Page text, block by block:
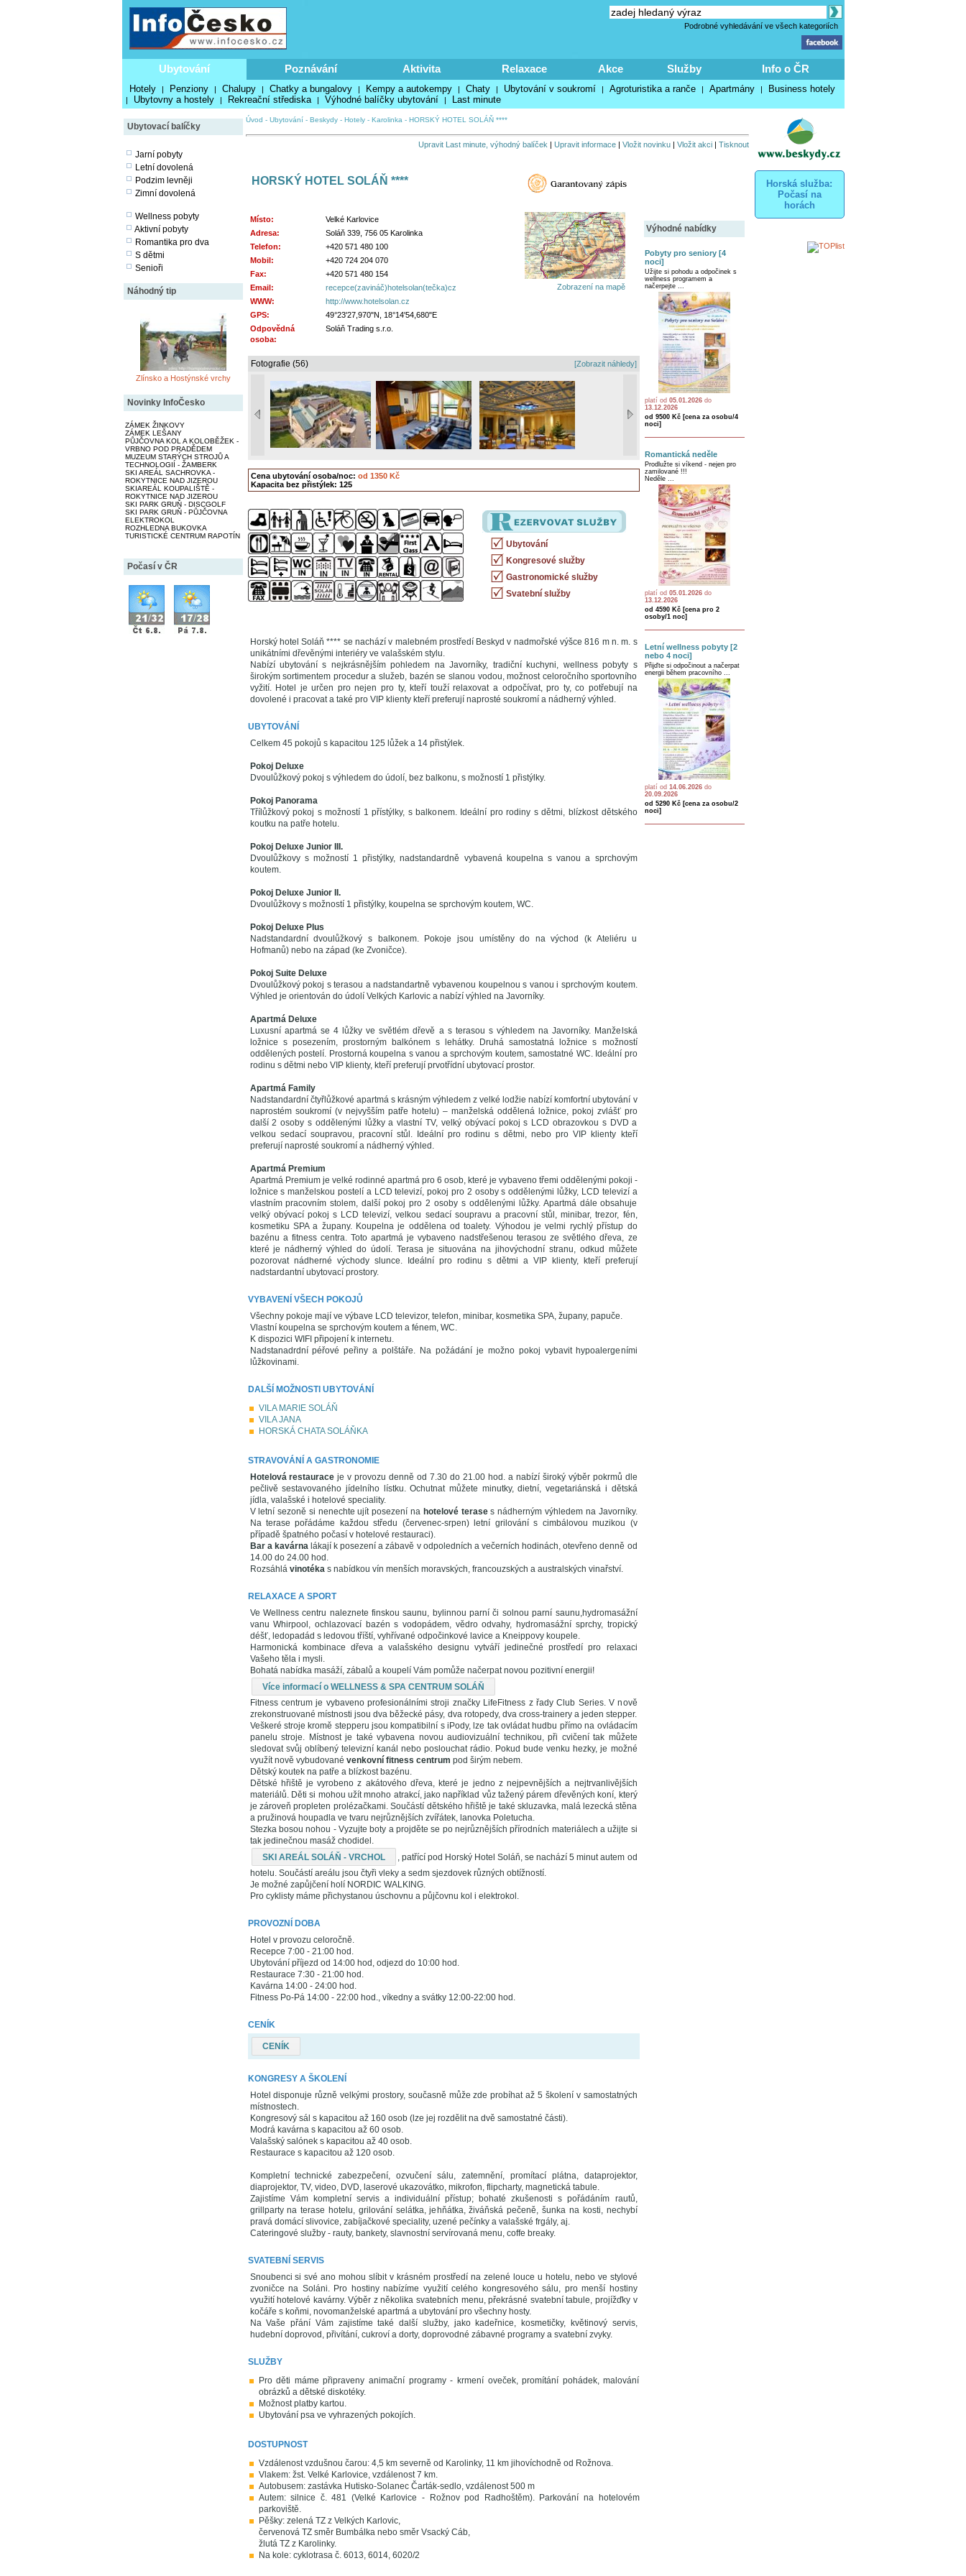
Podrobné vyhledávání ve všech kategoriích
Ubytování Poznávání Aktivita Relaxace Akce Služby Info o ČR
Hotely | Penziony | Chalupy | Chatky a bungalovy | Kempy a autokempy | Chaty | Ubytování v soukromí | Agroturistika a ranče | Apartmány | Business hotely
| Ubytovny a hostely | Rekreační střediska | Výhodné balíčky ubytování | Last minute
Ubytovací balíčky
Jarní pobyty
Letní dovolená
Podzim levněji
Zimní dovolená
Wellness pobyty
Aktivní pobyty
Romantika pro dva
S dětmi
Senioři
Náhodný tip
Zlínsko a Hostýnské vrchy
Novinky InfoČesko
ZÁMEK ŽINKOVY
ZÁMEK LEŠANY
PŮJČOVNA KOL A KOLOBĚŽEK -
VRBNO POD PRADĚDEM
MUZEUM STARÝCH STROJŮ A
TECHNOLOGIÍ - ŽAMBERK
SKI AREÁL SACHROVKA -
ROKYTNICE NAD JIZEROU
SKIAREÁL KOUPALIŠTĚ -
ROKYTNICE NAD JIZEROU
SKI PARK GRUŇ - DISCGOLF
SKI PARK GRUŇ - PŮJČOVNA
ELEKTROKOL
ROZHLEDNA BUKOVKA
TURISTICKÉ CENTRUM RAPOTÍN
Počasí v ČR
Úvod - Ubytování- Beskydy- Hotely- Karolinka - HORSKÝ HOTEL SOLÁŇ ****
Upravit Last minute, výhodný balíček | Upravit informace| Vložit novinku| Vložit akci| Tisknout
HORSKÝ HOTEL SOLÁŇ ****
Místo:
Velké Karlovice
Adresa:
Soláň 339, 756 05 Karolinka
Telefon:
+420 571 480 100
Mobil:
+420 724 204 070
Fax:
+420 571 480 154
Email:
recepce(zavináč)hotelsolan(tečka)cz
WWW:
http://www.hotelsolan.cz
GPS:
49°23'27,970"N, 18°14'54,680"E
Odpovědná
osoba:
Soláň Trading s.r.o.
Zobrazení na mapě
Fotografie (56) [Zobrazit náhledy]
Cena ubytování osoba/noc: od 1350 Kč
Kapacita bez přistýlek: 125
Ubytování
Kongresové služby
Gastronomické služby
Svatební služby
Horský hotel Soláň **** se nachází v malebném prostředí Beskyd v nadmořské výšce 816 m n. m. s
unikátními dřevěnými interiéry ve valašském stylu.
Nabízí ubytování s nejkrásnějším pohledem na Javorníky, tradiční kuchyni, wellness pobyty s
širokým sortimentem procedur a služeb, bazén se slanou vodou, možnost celoročního sportovního
vyžití. Hotel je určen pro nejen pro ty, kteří touží relaxovat a odpočívat, pro ty, co potřebují na
dovolené i pracovat a také pro VIP klienty kteří preferují naprosté soukromí a nádherný výhled.
UBYTOVÁNÍ
Celkem 45 pokojů s kapacitou 125 lůžek a 14 přistýlek.
Pokoj Deluxe
Dvoulůžkový pokoj s výhledem do údolí, bez balkonu, s možností 1 přistýlky.
Pokoj Panorama
Třílůžkový pokoj s možností 1 přístýlky, s balkonem. Ideální pro rodiny s dětmi, blízkost dětského
koutku na patře hotelu.
Pokoj Deluxe Junior III.
Dvoulůžkovy s možností 1 přistýlky, nadstandardně vybavená koupelna s vanou a sprchovým
koutem.
Pokoj Deluxe Junior II.
Dvoulůžkovy s možností 1 přistýlky, koupelna se sprchovým koutem, WC.
Pokoj Deluxe Plus
Nadstandardní dvoulůžkový s balkonem. Pokoje jsou umístěny do na východ (k Ateliéru u
Hofmanů) nebo na západ (ke Zvoničce).
Pokoj Suite Deluxe
Dvoulůžkový pokoj s terasou a nadstandartně vybavenou koupelnou s vanou i sprchovým koutem.
Výhled je orientován do údolí Velkých Karlovic a nabízí výhled na Javorníky.
Apartmá Deluxe
Luxusní apartmá se 4 lůžky ve světlém dřevě a s terasou s výhledem na Javorníky. Manželská
ložnice s posezením, prostorným balkónem s lehátky. Druhá samostatná ložnice s možností
oddělených postelí. Prostorná koupelna s vanou a sprchovým koutem, samostatné WC. Ideální pro
rodinu s dětmi nebo VIP klienty, kteří preferují prvotřídní ubytovací prostor.
Apartmá Family
Nadstandardní čtyřlůžkové apartmá s krásným výhledem z velké lodžie nabízí komfortní ubytování v
naprostém soukromí (v nejvyšším patře hotelu) – manželská oddělená ložnice, pokoj zvlášť pro
další 2 osoby s oddělenými lůžky a vlastní TV, velký obývací pokoj s LCD obrazovkou s DVD a
velkou sedací soupravou, pracovní stůl. Ideální pro rodinu s dětmi, nebo pro VIP klienty kteří
preferují naprosté soukromí a nádherný výhled.
Apartmá Premium
Apartmá Premium je velké rodinné apartmá pro 6 osob, které je vybaveno třemi oddělenými pokoji -
ložnice s manželskou postelí a LCD televizí, pokoj pro 2 osoby s oddělenými lůžky, LCD televizí a
vlastním pracovním stolem, další pokoj pro 2 osoby s oddělenými lůžky. Apartmá dále obsahuje
velký obývací pokoj s LCD televizí, velkou sedací soupravu a pracovní stůl, minibar, trezor, fén,
kosmetiku SPA a župany. Koupelna je oddělena od toalety. Výhodou je velmi rychlý přístup do
bazénu a fitness centra. Toto apartmá je vybaveno nadstřešenou terasou ze světlého dřeva, ze
které je nádherný výhled do údolí. Terasa je situována na jihovýchodní stranu, odkud můžete
pozorovat nádherné východy slunce. Ideální pro rodinu s dětmi a VIP klienty, kteří preferují
nadstardantní ubytovací prostory.
VYBAVENÍ VŠECH POKOJŮ
Všechny pokoje mají ve výbave LCD televizor, telefon, minibar, kosmetika SPA, župany, papuče.
Vlastní koupelna se sprchovým koutem a fénem, WC.
K dispozici WIFI připojení k internetu.
Nadstanadrdní péřové peřiny a polštáře. Na požádání je možno pokoj vybavit hypoalergeními
lůžkovinami.
DALŠÍ MOŽNOSTI UBYTOVÁNÍ
VILA MARIE SOLÁŇ
VILA JANA
HORSKÁ CHATA SOLÁŇKA
STRAVOVÁNÍ A GASTRONOMIE
Hotelová restaurace je v provozu denně od 7.30 do 21.00 hod. a nabízí široký výběr pokrmů dle
pečlivě sestavovaného jídelního lístku. Ochutnat můžete minutky, dietní, vegetariánská i dětská
jídla, valašské i hotelové speciality.
V letní sezoně si nenechte ujít posezení na hotelové terases nádherným výhledem na Javorníky.
Na terase pořádáme každou středu (červenec-srpen) letní grilování s cimbálovou muzikou (v
případě špatného počasí v hotelové restauraci).
Bar a kavárnalákají k posezení a zábavě v odpoledních a večerních hodinách, otevřeno denně od
14.00 do 24.00 hod.
Rozsáhlá vinotékas nabídkou vín menších moravských, francouzských a australských vinařství.
RELAXACE A SPORT
Ve Wellness centru naleznete finskou saunu, bylinnou parní či solnou parní saunu,hydromasážní
vanu Whirpool, ochlazovací bazén s vodopádem, vědro odvahy, hydromasážní sprchy, tropický
déšť, ledopadád s ledovou tříští, vyhřívané odpočinkové lavice a Kneippovy koupele.
Harmonická kombinace dřeva a valašského designu vytváří jedinečné prostředí pro relaxaci
Vašeho těla i mysli.
Bohatá nabídka masáží, zábalů a koupelí Vám pomůže načerpat novou pozitivní energii!
Více informací o WELLNESS & SPA CENTRUM SOLÁŇ
Fitness centrum je vybaveno profesionálními stroji značky LifeFitness z řady Club Series. V nově
zrekonstruované místnosti jsou dva běžecké pásy, dva rotopedy, dva cross-trainery a jeden stepper.
Veškeré stroje kromě stepperu jsou kompatibilní s iPody, lze tak ovládat hudbu přímo na ovládacím
panelu stroje. Místnost je také vybavena novou audiovizuální technikou, při cvičení tak můžete
sledovat svůj oblíbený televizní kanál nebo poslouchat rádio. Pokud bude venku hezky, je možné
využít nově vybudované venkovní fitness centrum pod širým nebem.
Dětský koutek na patře a blízkost bazénu.
Dětské hřiště je vyrobeno z akátového dřeva, které je jedno z nejpevnějších a nejtrvanlivějších
materiálů. Děti si mohou užít mnoho atrakcí, jako například vůz tažený párem dřevěných koní, který
je zároveň propleten prolézačkami. Součástí dětského hřiště je také skluzavka, malá lezecká stěna
a pružinová houpadla ve tvaru nejrůznějších zvířátek, lanovka Poletucha.
Stezka bosou nohou - Vyzujte boty a projděte se po nejrůznějších přírodních materiálech a užijte si
tak jedinečnou masáž chodidel.
SKI AREÁL SOLÁŇ - VRCHOL
, patřící pod Horský Hotel Soláň, se nachází 5 minut autem od
hotelu. Součástí areálu jsou čtyři vleky a sedm sjezdovek různých obtížností.
Je možné zapůjčení holí NORDIC WALKING.
Pro cyklisty máme přichystanou úschovnu a půjčovnu kol i elektrokol.
PROVOZNÍ DOBA
Hotel v provozu celoročně.
Recepce 7:00 - 21:00 hod.
Ubytování příjezd od 14:00 hod, odjezd do 10:00 hod.
Restaurace 7:30 - 21:00 hod.
Kavárna 14:00 - 24:00 hod.
Fitness Po-Pá 14:00 - 22:00 hod., víkedny a svátky 12:00-22:00 hod.
CENÍK
CENÍK
KONGRESY A ŠKOLENÍ
Hotel disponuje různě velkými prostory, současně může zde probíhat až 5 školení v samostatných
místnostech.
Kongresový sál s kapacitou až 160 osob (lze jej rozdělit na dvě samostatné části).
Modrá kavárna s kapacitou až 60 osob.
Valašský salónek s kapacitou až 40 osob.
Restaurace s kapacitou až 120 osob.
Kompletní technické zabezpečení, ozvučení sálu, zatemnění, promítací plátna, dataprojektor,
diaprojektor, TV, video, DVD, laserové ukazovátko, mikrofon, flipcharty, magnetická tabule.
Zajistíme Vám kompletní servis a individuální přístup; bohaté zkušenosti s pořádáním rautů,
grillparty na terase hotelu, grilování selátka, jehňátka, živáňská pečeně, šunka na kosti, nechybí
pravá domácí slivovice, zabíjačkové speciality, uzené pečínky a valašské frgály, aj.
Cateringové služby - rauty, bankety, slavnostní servírovaná menu, coffe breaky.
SVATEBNÍ SERVIS
Snoubenci si své ano mohou slíbit v krásném prostředí na zelené louce u hotelu, nebo ve stylové
zvoničce na Soláni. Pro hostiny nabízíme využití celého kongresového sálu, pro menší hostiny
využití hotelové kavárny. Výběr z několika svatebních menu, překrásné svatební tabule, projížďky v
kočáře s koňmi, novomanželské apartmá a ubytování pro všechny hosty.
Na Vaše přání Vám zajistíme také další služby, jako kadeřnice, kosmetičky, květinový servis,
hudební doprovod, přivítání, cukroví a dorty, doprovodné zábavné programy a svatební zvyky.
SLUŽBY
Pro děti máme připraveny animační programy - krmení oveček, promítání pohádek, malování
obrázků a dětské diskotéky.
Možnost platby kartou.
Ubytování psa ve vyhrazených pokojích.
DOSTUPNOST
Vzdálenost vzdušnou čarou: 4,5 km severně od Karolinky, 11 km jihovíchodně od Rožnova.
Vlakem: žst. Velké Karlovice, vzdálenost 7 km.
Autobusem: zastávka Hutisko-Solanec Čarták-sedlo, vzdálenost 500 m
Autem: silnice č. 481 (Velké Karlovice - Rožnov pod Radhoštěm). Parkování na hotelovém
parkoviště.
Pěšky: zelená TZ z Velkých Karlovic,
červenová TZ směr Bumbálka nebo směr Vsacký Cáb,
žlutá TZ z Karolinky.
Na kole: cyklotrasa č. 6013, 6014, 6020/2
Výhodné nabídky
Pobyty pro seniory [4
noci]
Užijte si pohodu a odpočinek s
wellness programem a
načerpejte ...
platí od 05.01.2026do
13.12.2026
od 9500 Kč [cena za osobu/4
noci]
Romantická neděle
Prodlužte si víkend - nejen pro
zamilované !!!
Neděle ...
platí od 05.01.2026do
13.12.2026
od 4590 Kč [cena pro 2
osoby/1 noc]
Letní wellness pobyty [2
nebo 4 noci]
Přijďte si odpočinout a načerpat
energii během pracovního ...
platí od 14.06.2026do
20.09.2026
od 5290 Kč [cena za osobu/2
noci]
Horská služba:
Počasí na
horách